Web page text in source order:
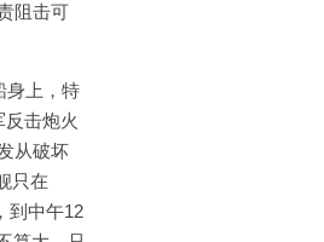
阻击可
身上，特
击炮火
从破坏
只在
到中午12